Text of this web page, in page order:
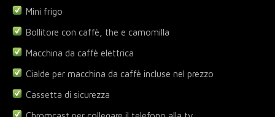
Mini frigo
Bollitore con caffè, the e camomilla
Macchina da caffè elettrica
Cialde per macchina da caffè incluse nel prezzo
Cassetta di sicurezza